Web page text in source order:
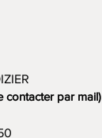
contacter par mail)